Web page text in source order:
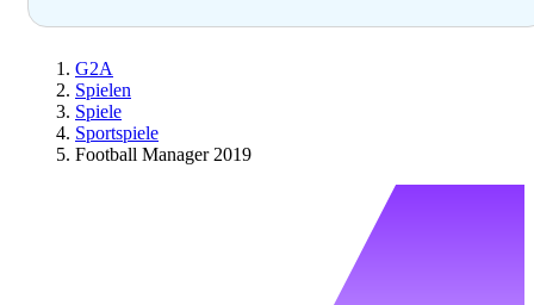
G2A
Spielen
Spiele
Sportspiele
Football Manager 2019